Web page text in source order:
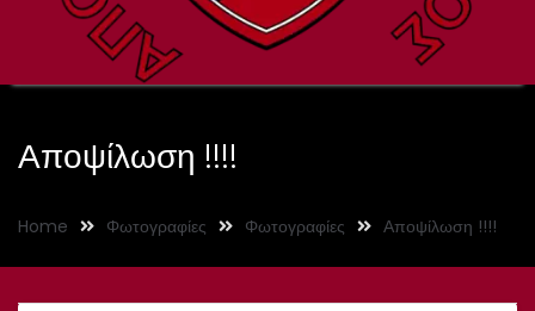
Αποψίλωση !!!!
Home Φωτογραφίες Φωτογραφίες Αποψίλωση !!!!